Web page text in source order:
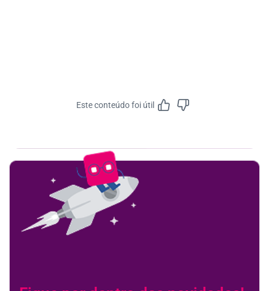
Este conteúdo foi útil